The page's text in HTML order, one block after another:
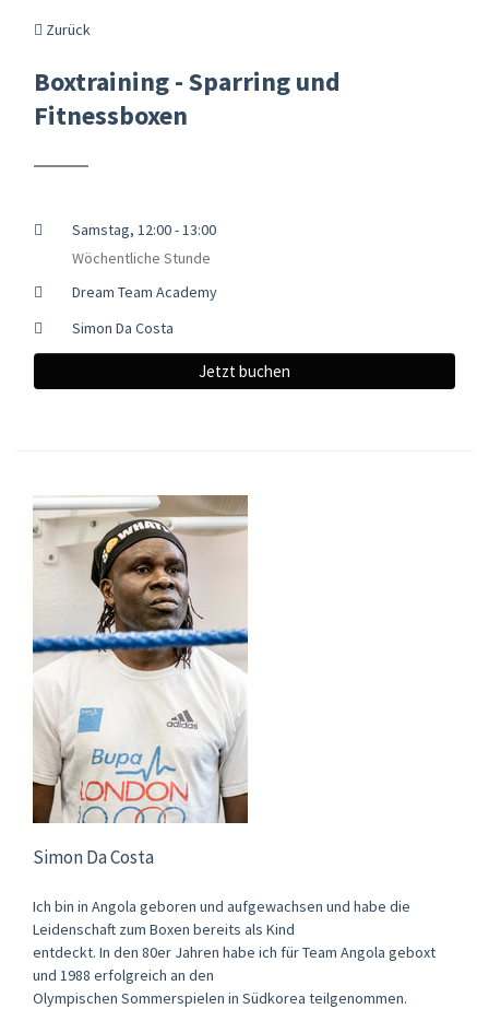
Zurück
Boxtraining - Sparring und
Fitnessboxen
Samstag, 12:00 - 13:00
Wöchentliche Stunde
Dream Team Academy
Simon Da Costa
Jetzt buchen
Simon Da Costa
Ich bin in Angola geboren und aufgewachsen und habe die
Leidenschaft zum Boxen bereits als Kind
entdeckt. In den 80er Jahren habe ich für Team Angola geboxt
und 1988 erfolgreich an den
Olympischen Sommerspielen in Südkorea teilgenommen.